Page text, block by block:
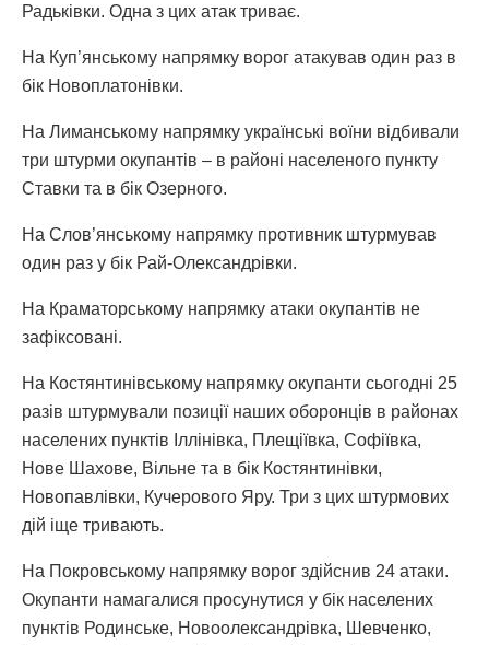
Радьківки. Одна з цих атак триває.
На Куп’янському напрямку ворог атакував один раз в
бік Новоплатонівки.
На Лиманському напрямку українські воїни відбивали
три штурми окупантів – в районі населеного пункту
Ставки та в бік Озерного.
На Слов’янському напрямку противник штурмував
один раз у бік Рай-Олександрівки.
На Краматорському напрямку атаки окупантів не
зафіксовані.
На Костянтинівському напрямку окупанти сьогодні 25
разів штурмували позиції наших оборонців в районах
населених пунктів Іллінівка, Плещіївка, Софіївка,
Нове Шахове, Вільне та в бік Костянтинівки,
Новопавлівки, Кучерового Яру. Три з цих штурмових
дій іще тривають.
На Покровському напрямку ворог здійснив 24 атаки.
Окупанти намагалися просунутися у бік населених
пунктів Родинське, Новоолександрівка, Шевченко,